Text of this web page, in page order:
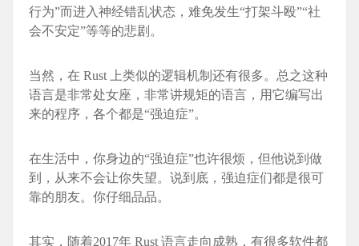
行为”而进入神经错乱状态，难免发生“打架斗殴”“社
会不安定”等等的悲剧。
当然，在 Rust 上类似的逻辑机制还有很多。总之这种
语言是非常处女座，非常讲规矩的语言，用它编写出
来的程序，各个都是“强迫症”。
在生活中，你身边的“强迫症”也许很烦，但他说到做
到，从来不会让你失望。说到底，强迫症们都是很可
靠的朋友。你仔细品品。
其实，随着2017年 Rust 语言走向成熟，有很多软件都